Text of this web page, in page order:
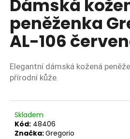
Dámská
peněženka
AL-106
Elegantní dámská kožená
přírodní kůže.
Skladem
Kód: 48406
Značka:Gregorio
o
p
o
r
č
u
e
m
e